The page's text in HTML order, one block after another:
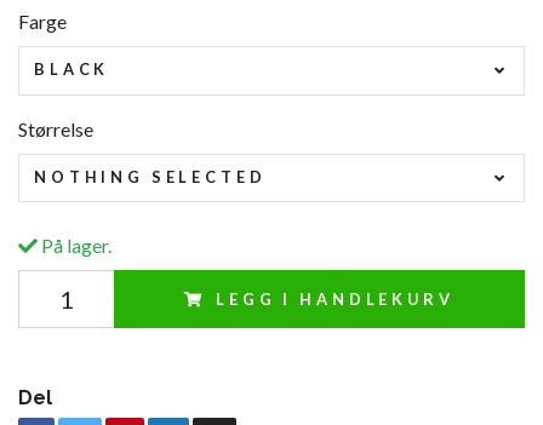
Farge
BLACK
Størrelse
NOTHING SELECTED
På lager.
LEGG I HANDLEKURV
Del